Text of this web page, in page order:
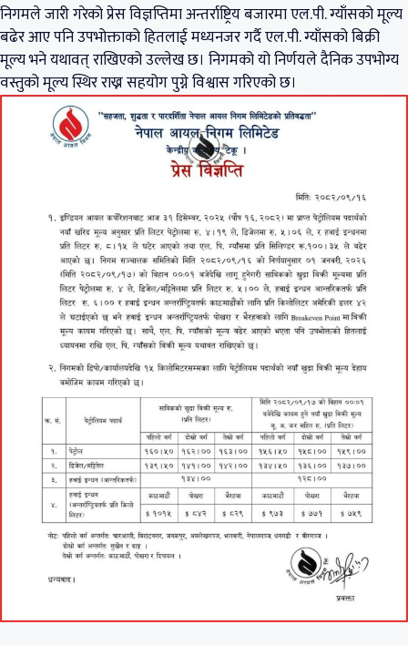
निगमले जारी गरेको प्रेस विज्ञप्तिमा अन्तर्राष्ट्रिय बजारमा एल.पी. ग्याँसको मूल्य
बढेर आए पनि उपभोक्ताको हितलाई मध्यनजर गर्दै एल.पी. ग्याँसको बिक्री
मूल्य भने यथावत् राखिएको उल्लेख छ। निगमको यो निर्णयले दैनिक उपभोग्य
वस्तुको मूल्य स्थिर राख्न सहयोग पुग्ने विश्वास गरिएको छ।